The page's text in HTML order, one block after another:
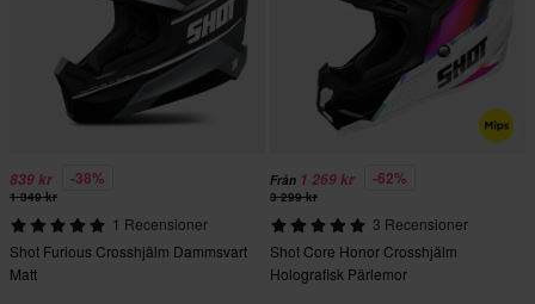
839 kr -38%
1 349 kr
1 Recensioner
Shot Furious Crosshjälm Dammsvart
Matt
Från 1 269 kr -62%
3 299 kr
3 Recensioner
Shot Core Honor Crosshjälm
Holografisk Pärlemor